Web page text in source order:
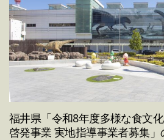
福井県「令和8年度多様な食文
啓発事業 実地指導事業者募集」